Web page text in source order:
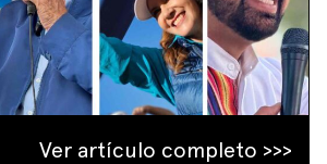
Ver artículo completo >>>